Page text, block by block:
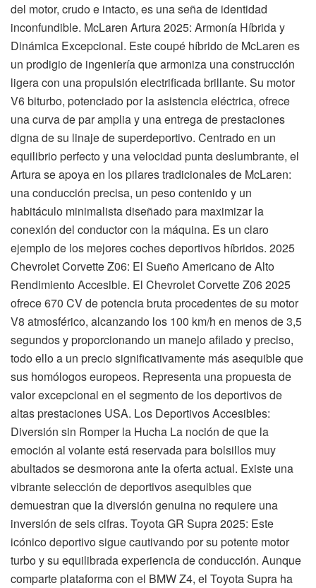
del motor, crudo e intacto, es una seña de identidad
inconfundible. McLaren Artura 2025: Armonía Híbrida y
Dinámica Excepcional. Este coupé híbrido de McLaren es
un prodigio de ingeniería que armoniza una construcción
ligera con una propulsión electrificada brillante. Su motor
V6 biturbo, potenciado por la asistencia eléctrica, ofrece
una curva de par amplia y una entrega de prestaciones
digna de su linaje de superdeportivo. Centrado en un
equilibrio perfecto y una velocidad punta deslumbrante, el
Artura se apoya en los pilares tradicionales de McLaren:
una conducción precisa, un peso contenido y un
habitáculo minimalista diseñado para maximizar la
conexión del conductor con la máquina. Es un claro
ejemplo de los mejores coches deportivos híbridos. 2025
Chevrolet Corvette Z06: El Sueño Americano de Alto
Rendimiento Accesible. El Chevrolet Corvette Z06 2025
ofrece 670 CV de potencia bruta procedentes de su motor
V8 atmosférico, alcanzando los 100 km/h en menos de 3,5
segundos y proporcionando un manejo afilado y preciso,
todo ello a un precio significativamente más asequible que
sus homólogos europeos. Representa una propuesta de
valor excepcional en el segmento de los deportivos de
altas prestaciones USA. Los Deportivos Accesibles:
Diversión sin Romper la Hucha La noción de que la
emoción al volante está reservada para bolsillos muy
abultados se desmorona ante la oferta actual. Existe una
vibrante selección de deportivos asequibles que
demuestran que la diversión genuina no requiere una
inversión de seis cifras. Toyota GR Supra 2025: Este
icónico deportivo sigue cautivando por su potente motor
turbo y su equilibrada experiencia de conducción. Aunque
comparte plataforma con el BMW Z4, el Toyota Supra ha